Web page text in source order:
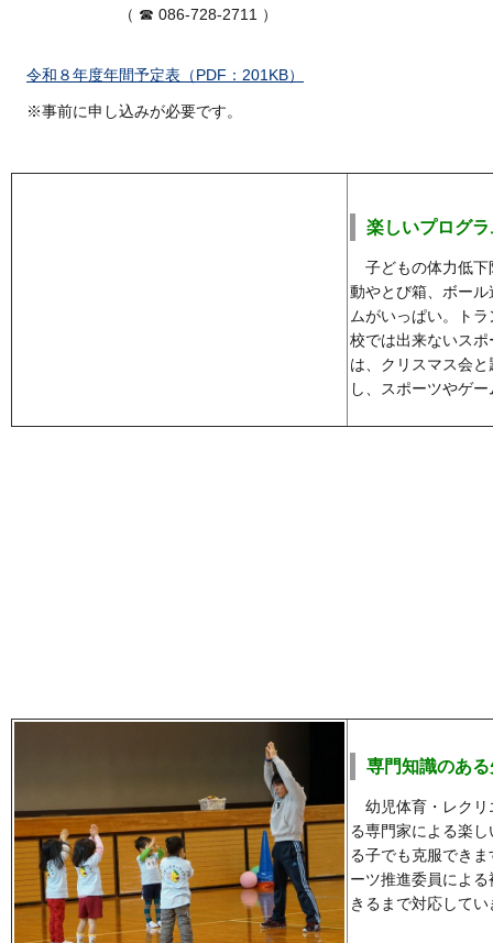
（ ☎ 086-728-2711 ）
令和８年度年間予定表（PDF：201KB）
※事前に申し込みが必要です。
楽しいプログラ
子どもの体力低下
動やとび箱、ボー
ムがいっぱい。ト
校では出来ないス
は、クリスマス会
し、スポーツやゲ
専門知識のあ
幼児体育・レクリ
る専門家による楽
る子でも克服でき
ーツ推進委員によ
きるまで対応して